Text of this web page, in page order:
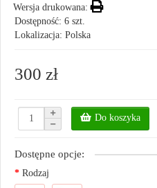
Wersja drukowana:
Dostępność: 6 szt.
Lokalizacja: Polska
300 zł
Do koszyka
Dostępne opcje:
Rodzaj